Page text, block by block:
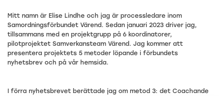
Mitt namn är Elise Lindhe och jag är processledare inom
Samordningsförbundet Värend. Sedan januari 2023 driver jag,
tillsammans med en projektgrupp på 6 koordinatorer,
pilotprojektet Samverkansteam Värend. Jag kommer att
presentera projektets 5 metoder löpande i förbundets
nyhetsbrev och på vår hemsida.
I förra nyhetsbrevet berättade jag om metod 3: det Coachande